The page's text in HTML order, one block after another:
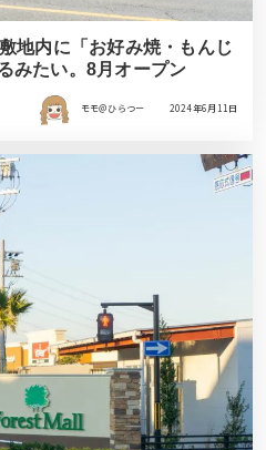
地内に「お好み焼・もんじ
みたい。8月オープン
モモ＠ひらつー 2024年6月11日